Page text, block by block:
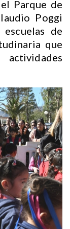
Parque de
Poggi
de
que